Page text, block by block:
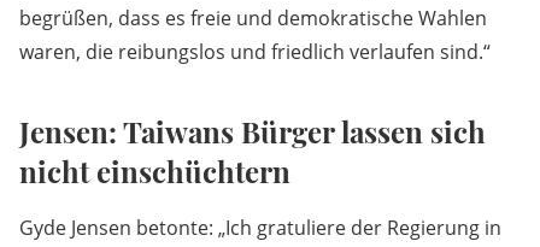
begrüßen, dass es freie und demokratische Wahlen
waren, die reibungslos und friedlich verlaufen sind.“
Jensen: Taiwans Bürger lassen sich
nicht einschüchtern
Gyde Jensen betonte: „Ich gratuliere der Regierung in